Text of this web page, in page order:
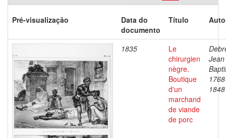
Pré-visualização
Data do
documento
Título
1835
Le
chirurgien
nègre.
Boutique
d'un
marchand
de viande
de porc
Jean
1848